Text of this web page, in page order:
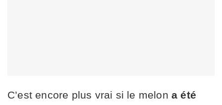
C’est encore plus vrai si le melon a été